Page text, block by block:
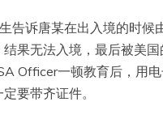
告诉唐某在出入境的时候
果无法入境，最后被美国
Officer一顿教育后，用
要带齐证件。